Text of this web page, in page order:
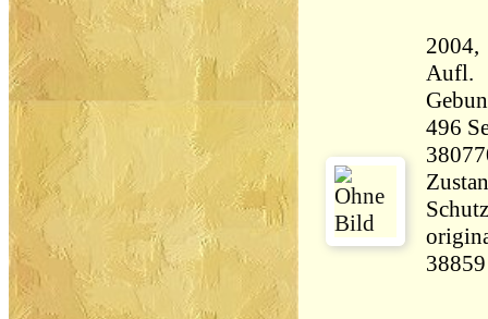
2004,
Aufl.
496 Seiten
38859